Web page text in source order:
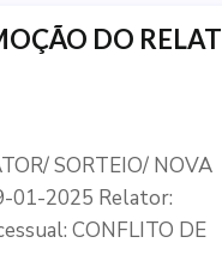
DO RELAT
SORTEIO/ NOVA
01-2025 Relator:
CONFLITO DE